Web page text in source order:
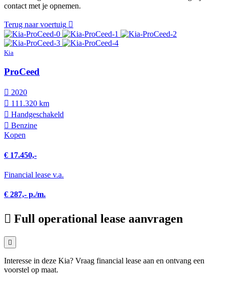
contact met je opnemen.
Terug naar voertuig
Kia
ProCeed
2020
111.320 km
Hand­geschakeld
Benzine
Kopen
€ 17.450,-
Financial lease v.a.
€ 287,- p./m.
Full operational lease aanvragen
Interesse in deze Kia? Vraag financial lease aan en ontvang een
voorstel op maat.